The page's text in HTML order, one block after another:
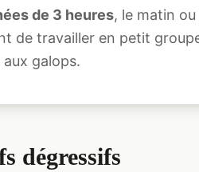
de 3 heures, le matin
de travailler en petit
galops.
dégressifs